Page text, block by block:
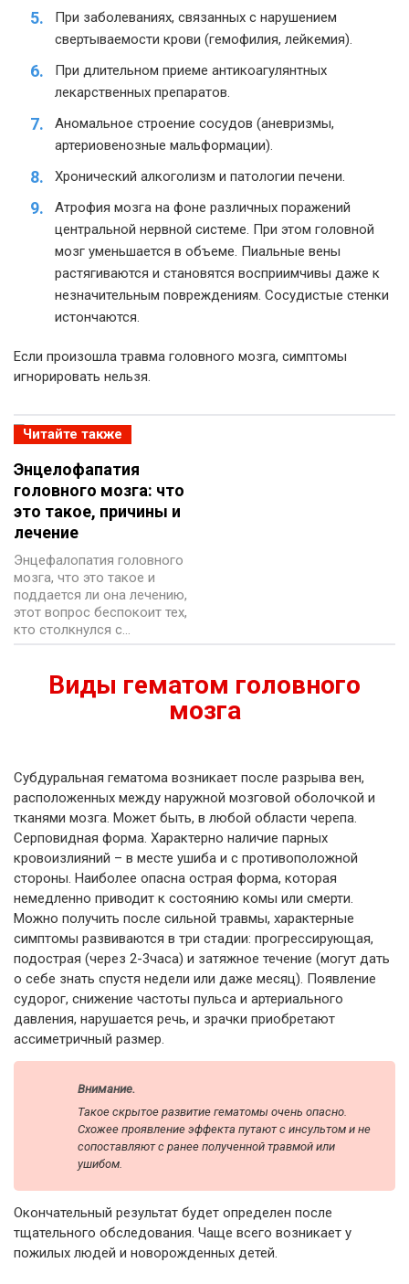
При заболеваниях, связанных с нарушением
свертываемости крови (гемофилия, лейкемия).
При длительном приеме антикоагулянтных
лекарственных препаратов.
Аномальное строение сосудов (аневризмы,
артериовенозные мальформации).
Хронический алкоголизм и патологии печени.
Атрофия мозга на фоне различных поражений
центральной нервной системе. При этом головной
мозг уменьшается в объеме. Пиальные вены
растягиваются и становятся восприимчивы даже к
незначительным повреждениям. Сосудистые стенки
истончаются.
Если произошла травма головного мозга, симптомы
игнорировать нельзя.
Читайте также
Энцелофапатия
головного мозга: что
это такое, причины и
лечение
Энцефалопатия головного
мозга, что это такое и
поддается ли она лечению,
этот вопрос беспокоит тех,
кто столкнулся с…
Виды гематом головного
мозга
Субдуральная гематома возникает после разрыва вен,
расположенных между наружной мозговой оболочкой и
тканями мозга. Может быть, в любой области черепа.
Серповидная форма. Характерно наличие парных
кровоизлияний – в месте ушиба и с противоположной
стороны. Наиболее опасна острая форма, которая
немедленно приводит к состоянию комы или смерти.
Можно получить после сильной травмы, характерные
симптомы развиваются в три стадии: прогрессирующая,
подострая (через 2-3часа) и затяжное течение (могут дать
о себе знать спустя недели или даже месяц). Появление
судорог, снижение частоты пульса и артериального
давления, нарушается речь, и зрачки приобретают
ассиметричный размер.
Внимание.
Такое скрытое развитие гематомы очень опасно.
Схожее проявление эффекта путают с инсультом и не
сопоставляют с ранее полученной травмой или
ушибом.
Окончательный результат будет определен после
тщательного обследования. Чаще всего возникает у
пожилых людей и новорожденных детей.